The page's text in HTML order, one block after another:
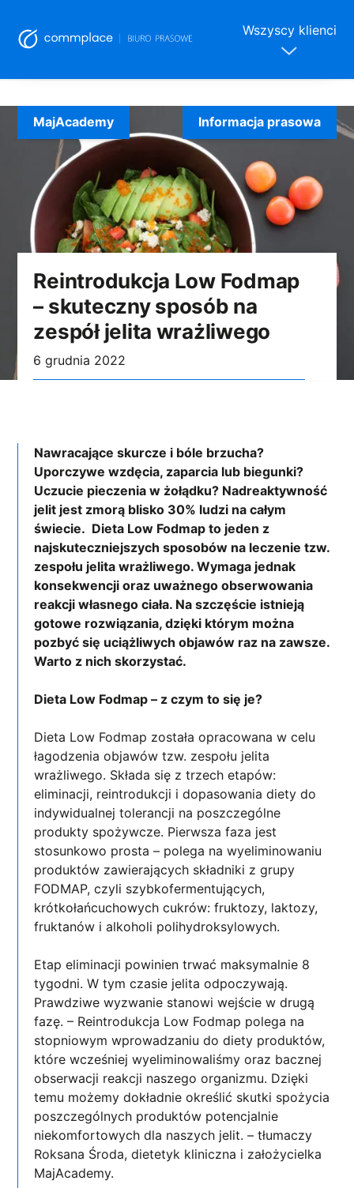
to
content
Wszyscy klienci
Reintrodukcja Low Fodmap
– skuteczny sposób na
zespół jelita wrażliwego
6 grudnia 2022
MajAcademy Informacja prasowa
Nawracające skurcze i bóle brzucha?
Uporczywe wzdęcia, zaparcia lub biegunki?
Uczucie pieczenia w żołądku? Nadreaktywność
jelit jest zmorą blisko 30% ludzi na całym
świecie. Dieta Low Fodmap to jeden z
najskuteczniejszych sposobów na leczenie tzw.
zespołu jelita wrażliwego. Wymaga jednak
konsekwencji oraz uważnego obserwowania
reakcji własnego ciała. Na szczęście istnieją
gotowe rozwiązania, dzięki którym można
pozbyć się uciążliwych objawów raz na zawsze.
Warto z nich skorzystać.
Dieta Low Fodmap – z czym to się je?
Dieta Low Fodmap została opracowana w celu
łagodzenia objawów tzw. zespołu jelita
wrażliwego. Składa się z trzech etapów:
eliminacji, reintrodukcji i dopasowania diety do
indywidualnej tolerancji na poszczególne
produkty spożywcze. Pierwsza faza jest
stosunkowo prosta – polega na wyeliminowaniu
produktów zawierających składniki z grupy
FODMAP, czyli szybkofermentujących,
krótkołańcuchowych cukrów: fruktozy, laktozy,
fruktanów i alkoholi polihydroksylowych.
Etap eliminacji powinien trwać maksymalnie 8
tygodni. W tym czasie jelita odpoczywają.
Prawdziwe wyzwanie stanowi wejście w drugą
fazę. – Reintrodukcja Low Fodmap polega na
stopniowym wprowadzaniu do diety produktów,
które wcześniej wyeliminowaliśmy oraz bacznej
obserwacji reakcji naszego organizmu. Dzięki
temu możemy dokładnie określić skutki spożycia
poszczególnych produktów potencjalnie
niekomfortowych dla naszych jelit. – tłumaczy
Roksana Środa, dietetyk kliniczna i założycielka
MajAcademy.